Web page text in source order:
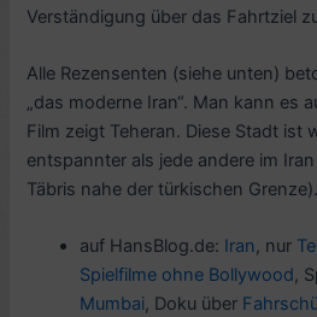
Verständigung über das Fahrtziel
Alle Rezensenten (siehe unten)
„das moderne Iran“. Man kann es
Film zeigt Teheran. Diese Stadt ist
entspannter als jede andere im
Täbris nahe der türkischen Grenze).
auf HansBlog.de: Iran, nur
Spielfilme ohne Bollywood,
Mumbai, Doku über